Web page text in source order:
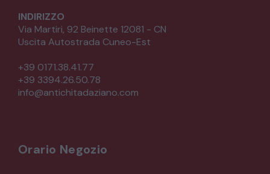
INDIRIZZO
Via Martiri, 92 Beinette 12081 - CN
Uscita Autostrada Cuneo-Est
+39 0171.38.41.77
+39 3394.26.50.78
info@antichitadaziano.com
Orario Negozio